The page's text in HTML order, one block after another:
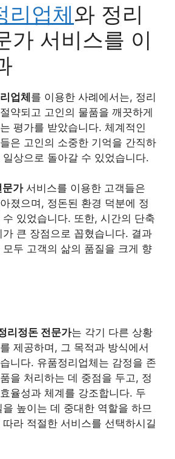
리업체와 정리
가 서비스를 이
업체를 이용한 사례에서는, 정리
약되고 고인의 물품을 깨끗하게
평가를 받았습니다. 체계적인
은 고인의 소중한 기억을 간직하
상으로 돌아갈 수 있었습니다.
문가서비스를 이용한 고객들은
졌으며, 정돈된 환경 덕분에 정
있었습니다. 또한, 시간의 단축
큰 장점으로 꼽혔습니다. 결과
두 고객의 삶의 품질을 크게 향
리정돈 전문가는 각기 다른 상황
제공하며, 그 목적과 방식에서
니다. 유품정리업체는 감정을 존
을 처리하는 데 중점을 두고, 정
율성과 체계를 강조합니다. 두
높이는 데 중대한 역할을 하므
라 적절한 서비스를 선택하시길